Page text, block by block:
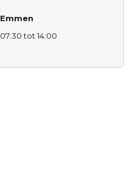
Emmen
07:30 tot 14:00